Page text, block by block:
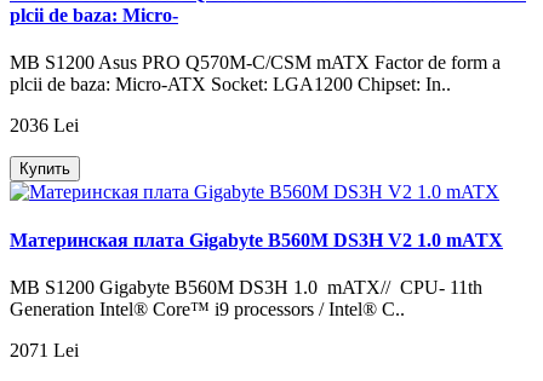
plcii de baza: Micro-
MB S1200 Asus PRO Q570M-C/CSM mATX Factor de form a
plcii de baza: Micro-ATX Socket: LGA1200 Chipset: In..
2036 Lei
Купить
Материнская плата Gigabyte B560M DS3H V2 1.0 mATX
MB S1200 Gigabyte B560M DS3H 1.0 mATX// CPU- 11th
Generation Intel® Core™ i9 processors / Intel® C..
2071 Lei